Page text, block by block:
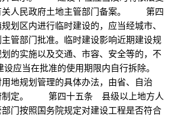
关人民政府土地主管部门备案。 第四
划区内进行临时建设的，应当经城市、
管部门批准。临时建设影响近期建设规
的实施以及交通、市容、安全等的，不
当在批准的使用期限内自行拆除。
规划管理的具体办法，由省、自治
制定。 第四十五条 县级以上地方人
门按照国务院规定对建设工程是否符合